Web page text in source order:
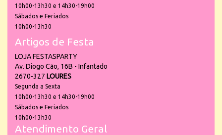
10h00-13h30 e 14h30-19h00
Sábados e Feriados
10h00-13h30
Artigos de Festa
LOJA FESTASPARTY
Av. Diogo Cão, 16B - Infantado
2670-327 LOURES
Segunda a Sexta
10h00-13h30 e 14h30-19h00
Sábados e Feriados
10h00-13h30
Atendimento Geral